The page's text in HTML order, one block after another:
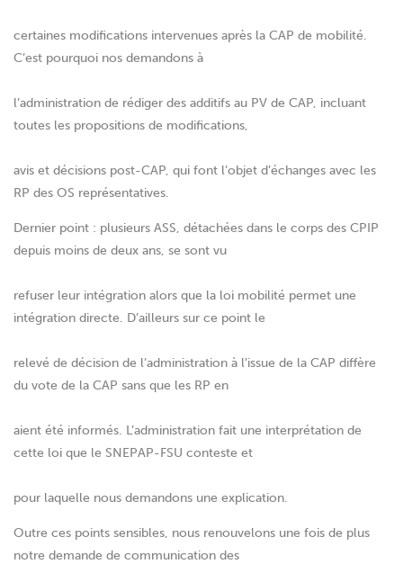
certaines modifications intervenues après la CAP de mobilité.
C’est pourquoi nos demandons à
l’administration de rédiger des additifs au PV de CAP, incluant
toutes les propositions de modifications,
avis et décisions post-CAP, qui font l’objet d’échanges avec les
RP des OS représentatives.
Dernier point : plusieurs ASS, détachées dans le corps des CPIP
depuis moins de deux ans, se sont vu
refuser leur intégration alors que la loi mobilité permet une
intégration directe. D’ailleurs sur ce point le
relevé de décision de l’administration à l’issue de la CAP diffère
du vote de la CAP sans que les RP en
aient été informés. L’administration fait une interprétation de
cette loi que le SNEPAP-FSU conteste et
pour laquelle nous demandons une explication.
Outre ces points sensibles, nous renouvelons une fois de plus
notre demande de communication des